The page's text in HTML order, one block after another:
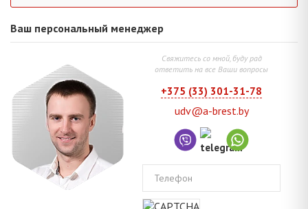
Ваш персональный менеджер
Свяжитесь со мной, буду рад
ответить на все Ваши вопросы
+375 (33) 301-31-78
udv@a-brest.by
Телефон